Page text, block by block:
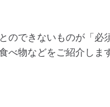
できないものが「必
べ物などをご紹介しま